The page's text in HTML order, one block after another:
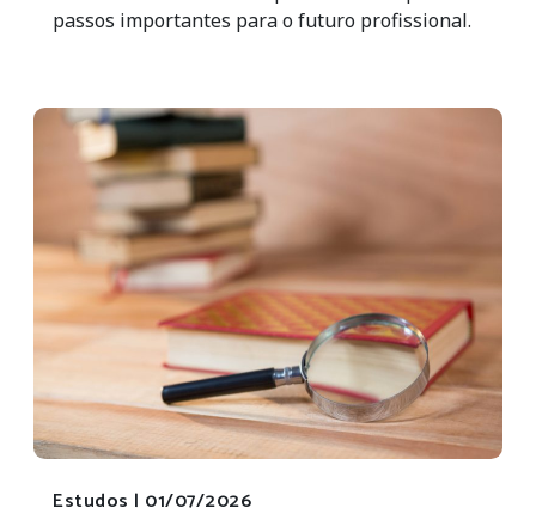
passos importantes para o futuro profissional.
Estudos | 01/07/2026